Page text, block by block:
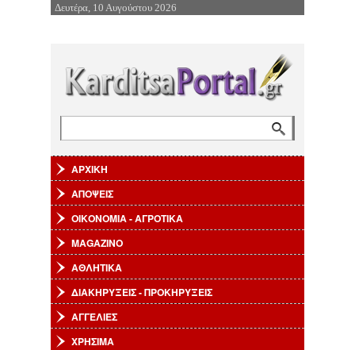
Επιστροφή στην Πλοήγηση
Δευτέρα, 10 Αυγούστου 2026
ΑΡΧΙΚΗ
ΑΠΟΨΕΙΣ
ΟΙΚΟΝΟΜΙΑ - ΑΓΡΟΤΙΚΑ
MAGAZINO
ΑΘΛΗΤΙΚΑ
ΔΙΑΚΗΡΥΞΕΙΣ - ΠΡΟΚΗΡΥΞΕΙΣ
ΑΓΓΕΛΙΕΣ
ΧΡΗΣΙΜΑ